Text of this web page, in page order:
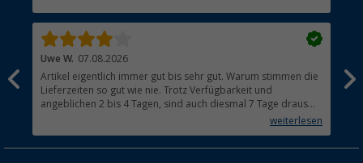
Uwe W. 07.08.2026
Artikel eigentlich immer gut bis sehr gut. Warum stimmen die
Lieferzeiten so gut wie nie. Trotz Verfügbarkeit und
angeblichen 2 bis 4 Tagen, sind auch diesmal 7 Tage draus
geworden. Aus den Niederlanden brauchen Paketeweiterlesen